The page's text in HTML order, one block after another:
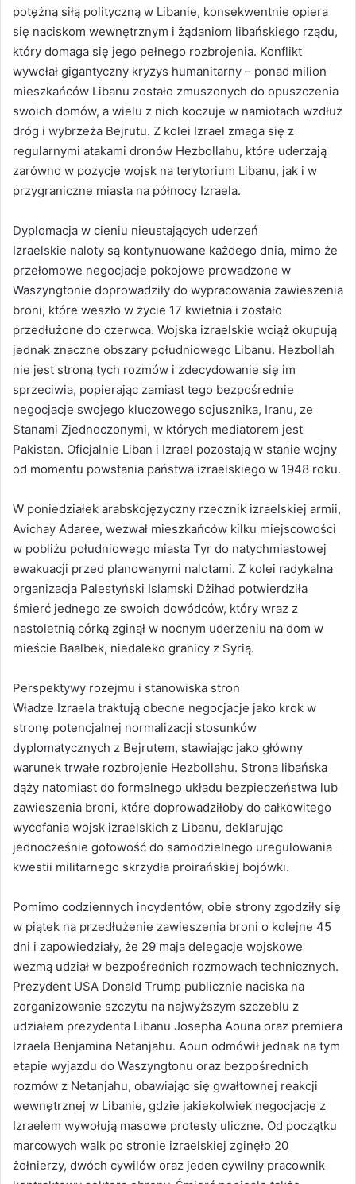
potężną siłą polityczną w Libanie, konsekwentnie opiera
się naciskom wewnętrznym i żądaniom libańskiego rządu,
który domaga się jego pełnego rozbrojenia. Konflikt
wywołał gigantyczny kryzys humanitarny – ponad milion
mieszkańców Libanu zostało zmuszonych do opuszczenia
swoich domów, a wielu z nich koczuje w namiotach wzdłuż
dróg i wybrzeża Bejrutu. Z kolei Izrael zmaga się z
regularnymi atakami dronów Hezbollahu, które uderzają
zarówno w pozycje wojsk na terytorium Libanu, jak i w
przygraniczne miasta na północy Izraela.
Dyplomacja w cieniu nieustających uderzeń
Izraelskie naloty są kontynuowane każdego dnia, mimo że
przełomowe negocjacje pokojowe prowadzone w
Waszyngtonie doprowadziły do wypracowania zawieszenia
broni, które weszło w życie 17 kwietnia i zostało
przedłużone do czerwca. Wojska izraelskie wciąż okupują
jednak znaczne obszary południowego Libanu. Hezbollah
nie jest stroną tych rozmów i zdecydowanie się im
sprzeciwia, popierając zamiast tego bezpośrednie
negocjacje swojego kluczowego sojusznika, Iranu, ze
Stanami Zjednoczonymi, w których mediatorem jest
Pakistan. Oficjalnie Liban i Izrael pozostają w stanie wojny
od momentu powstania państwa izraelskiego w 1948 roku.
W poniedziałek arabskojęzyczny rzecznik izraelskiej armii,
Avichay Adaree, wezwał mieszkańców kilku miejscowości
w pobliżu południowego miasta Tyr do natychmiastowej
ewakuacji przed planowanymi nalotami. Z kolei radykalna
organizacja Palestyński Islamski Dżihad potwierdziła
śmierć jednego ze swoich dowódców, który wraz z
nastoletnią córką zginął w nocnym uderzeniu na dom w
mieście Baalbek, niedaleko granicy z Syrią.
Perspektywy rozejmu i stanowiska stron
Władze Izraela traktują obecne negocjacje jako krok w
stronę potencjalnej normalizacji stosunków
dyplomatycznych z Bejrutem, stawiając jako główny
warunek trwałe rozbrojenie Hezbollahu. Strona libańska
dąży natomiast do formalnego układu bezpieczeństwa lub
zawieszenia broni, które doprowadziłoby do całkowitego
wycofania wojsk izraelskich z Libanu, deklarując
jednocześnie gotowość do samodzielnego uregulowania
kwestii militarnego skrzydła proirańskiej bojówki.
Pomimo codziennych incydentów, obie strony zgodziły się
w piątek na przedłużenie zawieszenia broni o kolejne 45
dni i zapowiedziały, że 29 maja delegacje wojskowe
wezmą udział w bezpośrednich rozmowach technicznych.
Prezydent USA Donald Trump publicznie naciska na
zorganizowanie szczytu na najwyższym szczeblu z
udziałem prezydenta Libanu Josepha Aouna oraz premiera
Izraela Benjamina Netanjahu. Aoun odmówił jednak na tym
etapie wyjazdu do Waszyngtonu oraz bezpośrednich
rozmów z Netanjahu, obawiając się gwałtownej reakcji
wewnętrznej w Libanie, gdzie jakiekolwiek negocjacje z
Izraelem wywołują masowe protesty uliczne. Od początku
marcowych walk po stronie izraelskiej zginęło 20
żołnierzy, dwóch cywilów oraz jeden cywilny pracownik